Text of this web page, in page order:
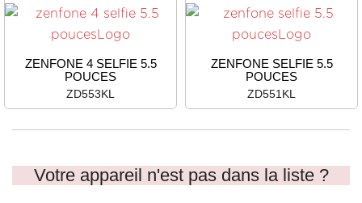
ZENFONE 4 SELFIE 5.5
POUCES
ZD553KL
ZENFONE SELFIE 5.5
POUCES
ZD551KL
Votre appareil n'est pas dans la liste ?